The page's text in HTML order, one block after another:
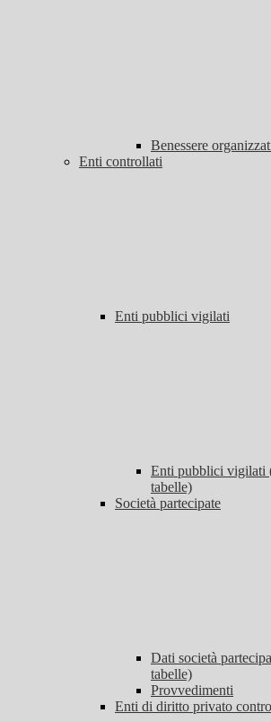
Benessere
Enti controllati
Enti pubblici vigilati
Enti pubblici vigilati
tabelle)
Società partecipate
Dati società
tabelle)
Provvedimenti
Enti di diritto privato